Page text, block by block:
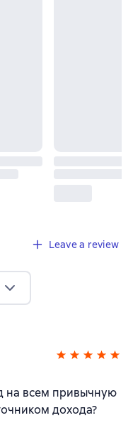
Leave a review
на всем привычную
дохода?